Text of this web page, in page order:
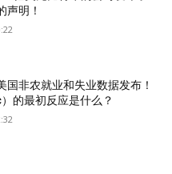
声明！
国非农就业和失业数据发布！
的最初反应是什么？